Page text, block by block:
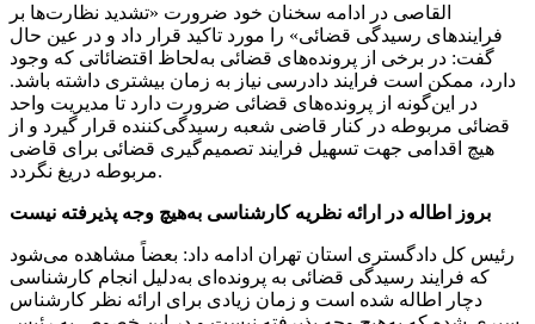
القاصی در ادامه سخنان خود ضرورت «تشدید نظارت‌ها بر
فرایندهای رسیدگی قضائی» را مورد تاکید قرار داد و در عین حال
گفت: در برخی از پرونده‌های قضائی به‌لحاظ اقتضائاتی که وجود
دارد، ممکن است فرایند دادرسی نیاز به زمان بیشتری داشته باشد.
در این‌گونه از پرونده‌های قضائی ضرورت دارد تا مدیریت واحد
قضائی مربوطه در کنار قاضی شعبه رسیدگی‌کننده قرار گیرد و از
هیچ اقدامی جهت تسهیل فرایند تصمیم‌گیری قضائی برای قاضی
مربوطه دریغ نگردد.
بروز اطاله در ارائه نظریه کارشناسی به‌هیچ وجه پذیرفته نیست
رئیس کل دادگستری استان تهران ادامه داد: بعضاً مشاهده می‌شود
که فرایند رسیدگی قضائی به پرونده‌ای به‌دلیل انجام کارشناسی
دچار اطاله شده است و زمان زیادی برای ارائه نظر کارشناس